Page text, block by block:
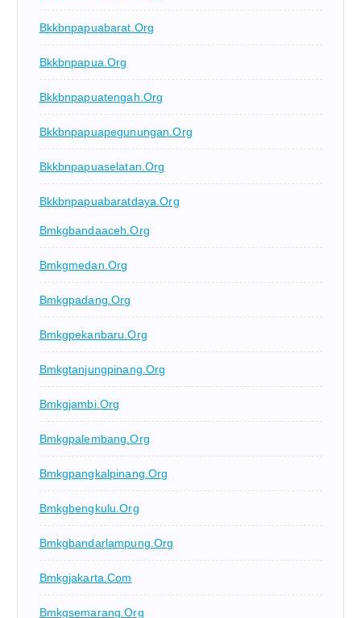
Bkkbnpapuabarat.org
Bkkbnpapua.org
Bkkbnpapuatengah.org
Bkkbnpapuapegunungan.org
Bkkbnpapuaselatan.org
Bkkbnpapuabaratdaya.org
Bmkgbandaaceh.org
Bmkgmedan.org
Bmkgpadang.org
Bmkgpekanbaru.org
Bmkgtanjungpinang.org
Bmkgjambi.org
Bmkgpalembang.org
Bmkgpangkalpinang.org
Bmkgbengkulu.org
Bmkgbandarlampung.org
Bmkgjakarta.com
Bmkgsemarang.org